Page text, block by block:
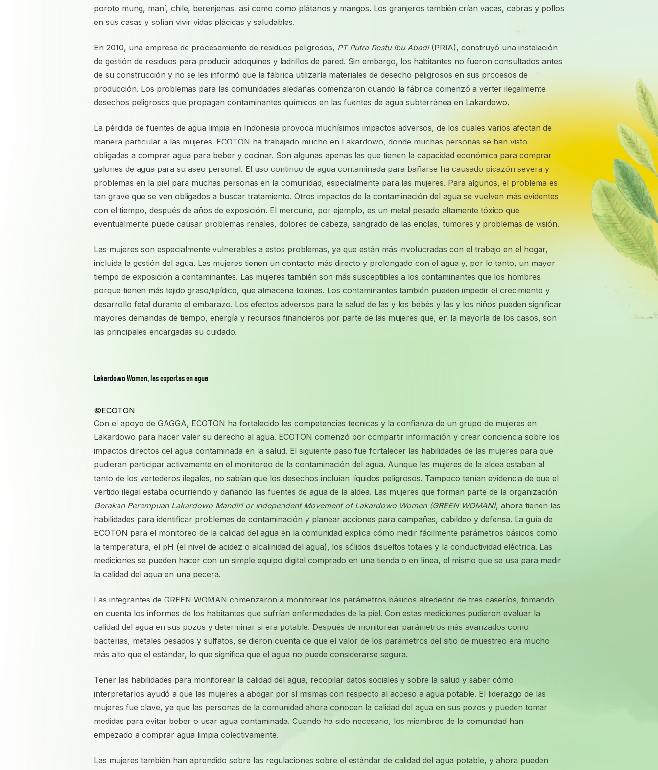
poroto mung, maní, chile, berenjenas, así como como plátanos y mangos. Los granjeros también crían vacas, cabras y pollos
en sus casas y solían vivir vidas plácidas y saludables.
En 2010, una empresa de procesamiento de residuos peligrosos, PT Putra Restu Ibu Abadi(PRIA), construyó una instalación
de gestión de residuos para producir adoquines y ladrillos de pared. Sin embargo, los habitantes no fueron consultados antes
de su construcción y no se les informó que la fábrica utilizaría materiales de desecho peligrosos en sus procesos de
producción. Los problemas para las comunidades aledañas comenzaron cuando la fábrica comenzó a verter ilegalmente
desechos peligrosos que propagan contaminantes químicos en las fuentes de agua subterránea en Lakardowo.
La pérdida de fuentes de agua limpia en Indonesia provoca muchísimos impactos adversos, de los cuales varios afectan de
manera particular a las mujeres. ECOTON ha trabajado mucho en Lakardowo, donde muchas personas se han visto
obligadas a comprar agua para beber y cocinar. Son algunas apenas las que tienen la capacidad económica para comprar
galones de agua para su aseo personal. El uso continuo de agua contaminada para bañarse ha causado picazón severa y
problemas en la piel para muchas personas en la comunidad, especialmente para las mujeres. Para algunos, el problema es
tan grave que se ven obligados a buscar tratamiento. Otros impactos de la contaminación del agua se vuelven más evidentes
con el tiempo, después de años de exposición. El mercurio, por ejemplo, es un metal pesado altamente tóxico que
eventualmente puede causar problemas renales, dolores de cabeza, sangrado de las encías, tumores y problemas de visión.
Las mujeres son especialmente vulnerables a estos problemas, ya que están más involucradas con el trabajo en el hogar,
incluida la gestión del agua. Las mujeres tienen un contacto más directo y prolongado con el agua y, por lo tanto, un mayor
tiempo de exposición a contaminantes. Las mujeres también son más susceptibles a los contaminantes que los hombres
porque tienen más tejido graso/lipídico, que almacena toxinas. Los contaminantes también pueden impedir el crecimiento y
desarrollo fetal durante el embarazo. Los efectos adversos para la salud de las y los bebés y las y los niños pueden significar
mayores demandas de tiempo, energía y recursos financieros por parte de las mujeres que, en la mayoría de los casos, son
las principales encargadas su cuidado.
Lakardowo Women, las expertas en agua
©ECOTON
Con el apoyo de GAGGA, ECOTON ha fortalecido las competencias técnicas y la confianza de un grupo de mujeres en
Lakardowo para hacer valer su derecho al agua. ECOTON comenzó por compartir información y crear conciencia sobre los
impactos directos del agua contaminada en la salud. El siguiente paso fue fortalecer las habilidades de las mujeres para que
pudieran participar activamente en el monitoreo de la contaminación del agua. Aunque las mujeres de la aldea estaban al
tanto de los vertederos ilegales, no sabían que los desechos incluían líquidos peligrosos. Tampoco tenían evidencia de que el
vertido ilegal estaba ocurriendo y dañando las fuentes de agua de la aldea. Las mujeres que forman parte de la organización
Gerakan Perempuan Lakardowo Mandiri or Independent Movement of Lakardowo Women (GREEN WOMAN), ahora tienen las
habilidades para identificar problemas de contaminación y planear acciones para campañas, cabildeo y defensa. La guía de
ECOTON para el monitoreo de la calidad del agua en la comunidad explica cómo medir fácilmente parámetros básicos como
la temperatura, el pH (el nivel de acidez o alcalinidad del agua), los sólidos disueltos totales y la conductividad eléctrica. Las
mediciones se pueden hacer con un simple equipo digital comprado en una tienda o en línea, el mismo que se usa para medir
la calidad del agua en una pecera.
Las integrantes de GREEN WOMAN comenzaron a monitorear los parámetros básicos alrededor de tres caseríos, tomando
en cuenta los informes de los habitantes que sufrían enfermedades de la piel. Con estas mediciones pudieron evaluar la
calidad del agua en sus pozos y determinar si era potable. Después de monitorear parámetros más avanzados como
bacterias, metales pesados ​​y sulfatos, se dieron cuenta de que el valor de los parámetros del sitio de muestreo era mucho
más alto que el estándar, lo que significa que el agua no puede considerarse segura.
Tener las habilidades para monitorear la calidad del agua, recopilar datos sociales y sobre la salud y saber cómo
interpretarlos ayudó a que las mujeres a abogar por sí mismas con respecto al acceso a agua potable. El liderazgo de las
mujeres fue clave, ya que las personas de la comunidad ahora conocen la calidad del agua en sus pozos y pueden tomar
medidas para evitar beber o usar agua contaminada. Cuando ha sido necesario, los miembros de la comunidad han
empezado a comprar agua limpia colectivamente.
Las mujeres también han aprendido sobre las regulaciones sobre el estándar de calidad del agua potable, y ahora pueden